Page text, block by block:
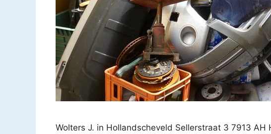
Wolters J. in Hollandscheveld Sellerstraat 3 7913